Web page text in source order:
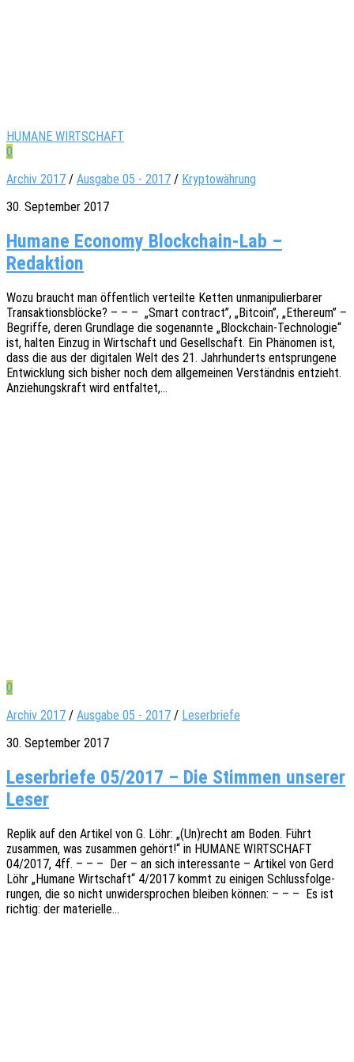
HUMANE WIRTSCHAFT
0
Archiv 2017 / Ausgabe 05 - 2017 / Kryptowährung
30. September 2017
Humane Economy Blockchain-Lab –
Redaktion
Wozu braucht man öffent­lich verteil­te Ketten unma­ni­pu­lier­ba­rer
Trans­ak­ti­ons­blö­cke? – – – „Smart contract”, „Bitco­in”, „Ethe­re­um” –
Begrif­fe, deren Grund­la­ge die soge­nann­te „Block­chain-Tech­­no­­lo­­gie“
ist, halten Einzug in Wirt­schaft und Gesell­schaft. Ein Phäno­men ist,
dass die aus der digi­ta­len Welt des 21. Jahr­hun­derts entsprun­ge­ne
Entwick­lung sich bisher noch dem allge­mei­nen Verständ­nis entzieht.
Anzie­hungs­kraft wird entfaltet,…
0
Archiv 2017 / Ausgabe 05 - 2017 / Leserbriefe
30. September 2017
Leserbriefe 05/2017 – Die Stimmen unserer
Leser
Replik auf den Arti­kel von G. Löhr: „(Un)recht am Boden. Führt
zusam­men, was zusam­men gehört!“ in HUMANE WIRTSCHAFT
04/2017, 4ff. – – – Der – an sich inter­es­san­te – Arti­kel von Gerd
Löhr „Humane Wirt­schaft“ 4/2017 kommt zu eini­gen Schluss­fol­ge­
run­gen, die so nicht unwi­der­spro­chen blei­ben können: – – – Es ist
rich­tig: der materielle…